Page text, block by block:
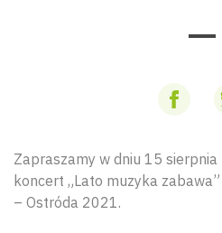
Zapraszamy w dniu 15
koncert „Lato muzyka
– Ostróda 2021.